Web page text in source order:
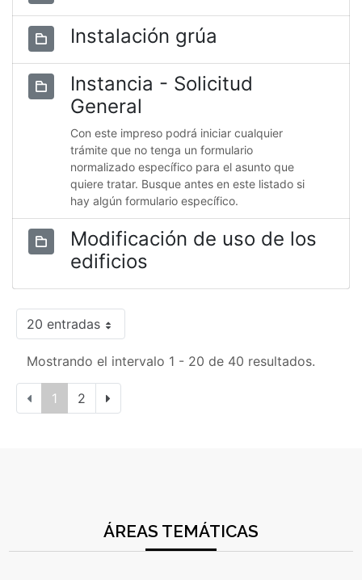
Instalación grúa
Instancia - Solicitud
General
Con este impreso podrá iniciar cualquier
trámite que no tenga un formulario
normalizado específico para el asunto que
quiere tratar. Busque antes en este listado si
hay algún formulario específico.
Modificación de uso de los
edificios
20 entradas
Mostrando el intervalo 1 - 20 de 40 resultados.
1 2
ÁREAS TEMÁTICAS